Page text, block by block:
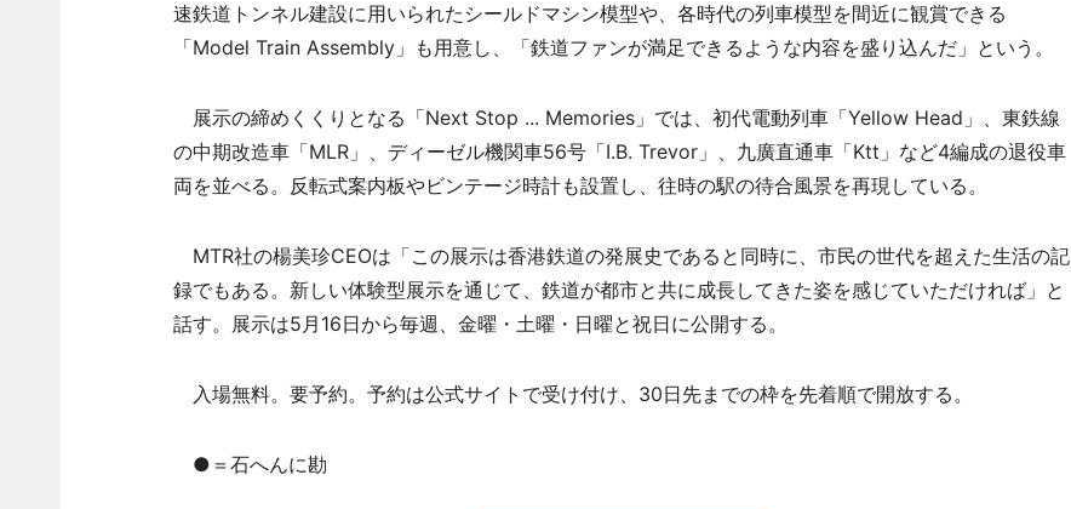
速鉄道トンネル建設に用いられたシールドマシン模型や、各時代の列車模型を間近に観賞できる
「Model Train Assembly」も用意し、「鉄道ファンが満足できるような内容を盛り込んだ」という。
展示の締めくくりとなる「Next Stop ... Memories」では、初代電動列車「Yellow Head」、東鉄線
の中期改造車「MLR」、ディーゼル機関車56号「I.B. Trevor」、九廣直通車「Ktt」など4編成の退役車
両を並べる。反転式案内板やビンテージ時計も設置し、往時の駅の待合風景を再現している。
MTR社の楊美珍CEOは「この展示は香港鉄道の発展史であると同時に、市民の世代を超えた生活の記
録でもある。新しい体験型展示を通じて、鉄道が都市と共に成長してきた姿を感じていただければ」と
話す。展示は5月16日から毎週、金曜・土曜・日曜と祝日に公開する。
入場無料。要予約。予約は公式サイトで受け付け、30日先までの枠を先着順で開放する。
●＝石へんに勘